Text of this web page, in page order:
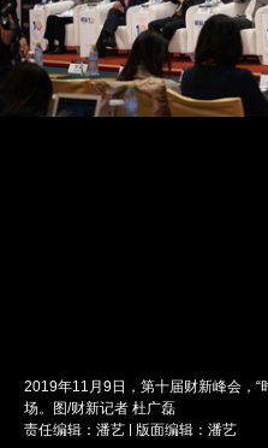
2019年11月9日，第十届财新峰会，“
场。图/财新记者 杜广磊
责任编辑：潘艺 | 版面编辑：潘艺